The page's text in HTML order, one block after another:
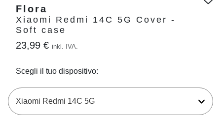
Flora
Xiaomi Redmi 14C 5G Cover -
Soft case
23,99 € inkl. IVA.
Scegli il tuo dispositivo: